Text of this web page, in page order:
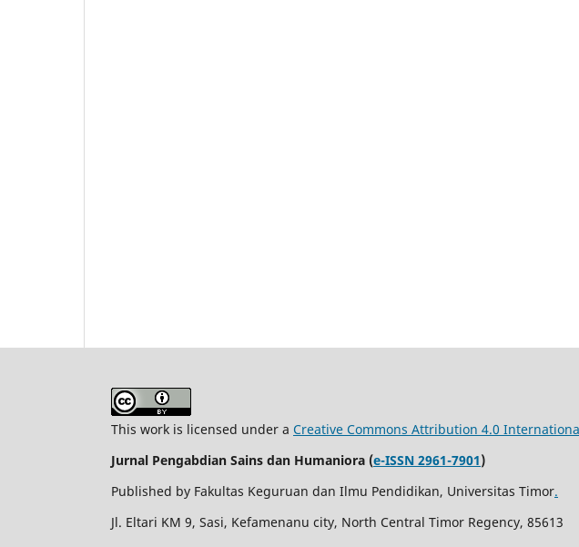
This work is licensed under a Creative Commons Attribution 4.0
Jurnal Pengabdian Sains dan Humaniora (e-ISSN 2961-7901)
Published by Fakultas Keguruan dan Ilmu Pendidikan, Universitas Timor.
Jl. Eltari KM 9, Sasi, Kefamenanu city, North Central Timor Regency, 85613